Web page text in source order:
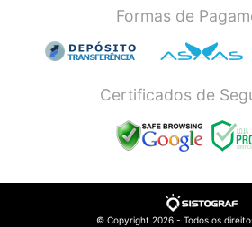
Formas de
Certificados de
© Copyright 2026 - Todos os